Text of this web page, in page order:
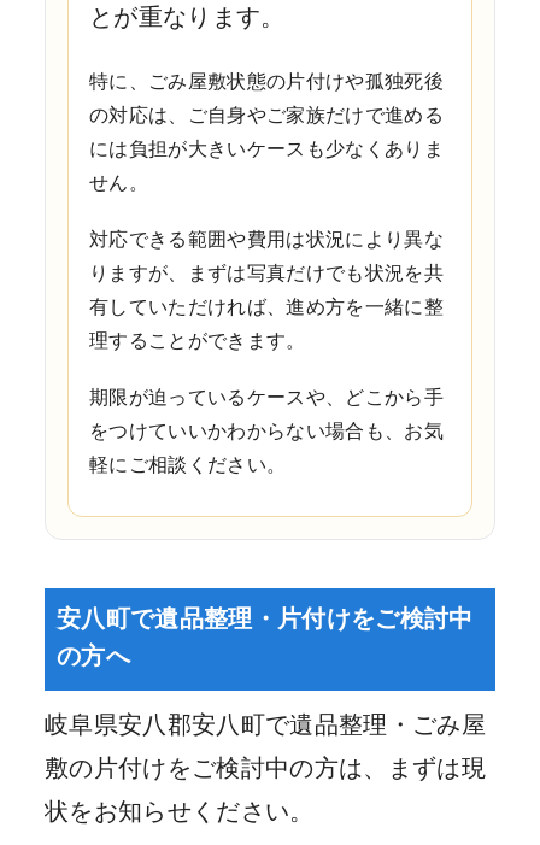
とが重なります。
特に、ごみ屋敷状態の片付けや孤独死後
の対応は、ご自身やご家族だけで進める
には負担が大きいケースも少なくありま
せん。
対応できる範囲や費用は状況により異な
りますが、まずは写真だけでも状況を共
有していただければ、進め方を一緒に整
理することができます。
期限が迫っているケースや、どこから手
をつけていいかわからない場合も、お気
軽にご相談ください。
安八町で遺品整理・片付けをご検討中
の方へ
岐阜県安八郡安八町で遺品整理・ごみ屋
敷の片付けをご検討中の方は、まずは現
状をお知らせください。